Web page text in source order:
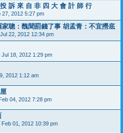
訴 來 自 非 四 大 會 計 師 行
27, 2012 5:27 pm
聰：醜聞罰錢了事 胡孟青：不宜撈底
22, 2012 12:34 pm
Jul 18, 2012 1:29 pm
2012 1:12 am
04, 2012 7:28 pm
Feb 01, 2012 10:39 pm